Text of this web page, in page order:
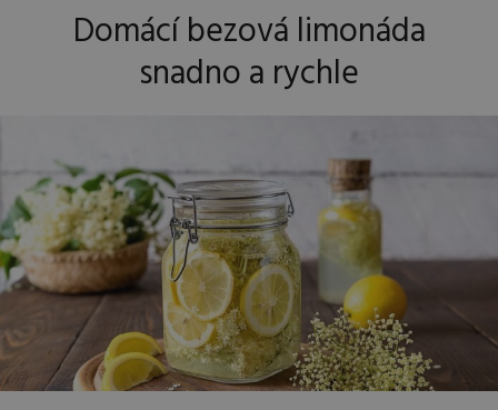
Domácí bezová limonáda
snadno a rychle